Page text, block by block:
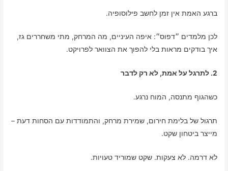
ברגע האמת אין זמן לחשב פילוסופיה.
לכן מלמדים ״דפוס״: איפה העיניים, מה המרחק, מתי משחררים גז,
איך בודקים מראות בלי להפוך את הצוואר לפרויקט.
2. לתרגל על אמת, לא רק לדבר
כשהגוף מתנסה, המוח נרגע.
תרגול של בלימת חירום, שמירת מרחק, והתמודדות עם הסחות דעת –
מייצר ביטחון שקט.
לא דרמה. לא צעקות. שקט שמוריד טעויות.